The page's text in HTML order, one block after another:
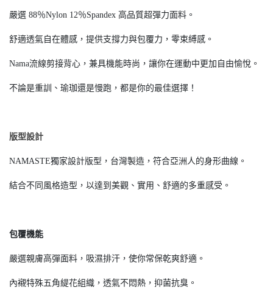
嚴選 88％Nylon 12％Spandex 高品質超彈力面料。
舒適透氣自在體感，提供支撐力與包覆力，零束縛感。
Nama流線剪接背心，兼具機能時尚，讓你在運動中更加自由愉悅。
不論是重訓、瑜珈還是慢跑，都是你的最佳選擇！
版型設計
NAMASTE獨家設計版型，台灣製造，符合亞洲人的身形曲線。
結合不同風格造型，以達到美觀、實用、舒適的多重感受。
包覆機能
嚴選親膚高彈面料，吸濕排汗，使你常保乾爽舒適。
內襯特殊五角緹花組織，透氣不悶熱，抑菌抗臭。